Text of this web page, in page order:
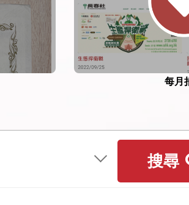
每月
搜尋